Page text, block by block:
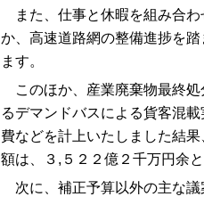
また、仕事と休暇を組み合わ
か、高速道路網の整備進捗を
ます。
このほか、産業廃棄物最終処
るデマンドバスによる貨客混
費などを計上いたしました結
額は、３,５２２億２千万円余
次に、補正予算以外の主な議